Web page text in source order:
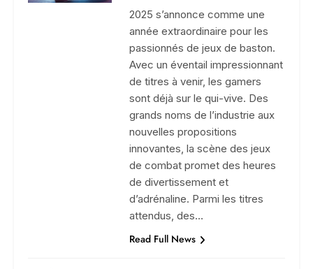
2025 s’annonce comme une
année extraordinaire pour les
passionnés de jeux de baston.
Avec un éventail impressionnant
de titres à venir, les gamers
sont déjà sur le qui-vive. Des
grands noms de l’industrie aux
nouvelles propositions
innovantes, la scène des jeux
de combat promet des heures
de divertissement et
d’adrénaline. Parmi les titres
attendus, des…
Read Full News